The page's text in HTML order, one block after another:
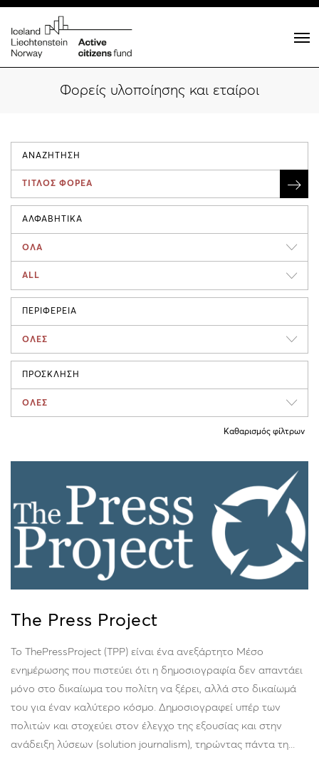
Φορείς υλοποίησης και εταίροι
ΑΝΑΖΗΤΗΣΗ
ΑΛΦΑΒΗΤΙΚΑ
ΟΛΑ
ALL
ΠΕΡΙΦΕΡΕΙΑ
ΟΛΕΣ
ΠΡΟΣΚΛΗΣΗ
ΟΛΕΣ
Καθαρισμός φίλτρων
The Press Project
Το ThePressProject (TPP) είναι ένα ανεξάρτητο Μέσο
ενημέρωσης που πιστεύει ότι η δημοσιογραφία δεν απαντάει
μόνο στο δικαίωμα του πολίτη να ξέρει, αλλά στο δικαίωμά
του για έναν καλύτερο κόσμο. Δημοσιογραφεί υπέρ των
πολιτών και στοχεύει στον έλεγχο της εξουσίας και στην
ανάδειξη λύσεων (solution journalism), τηρώντας πάντα τη...